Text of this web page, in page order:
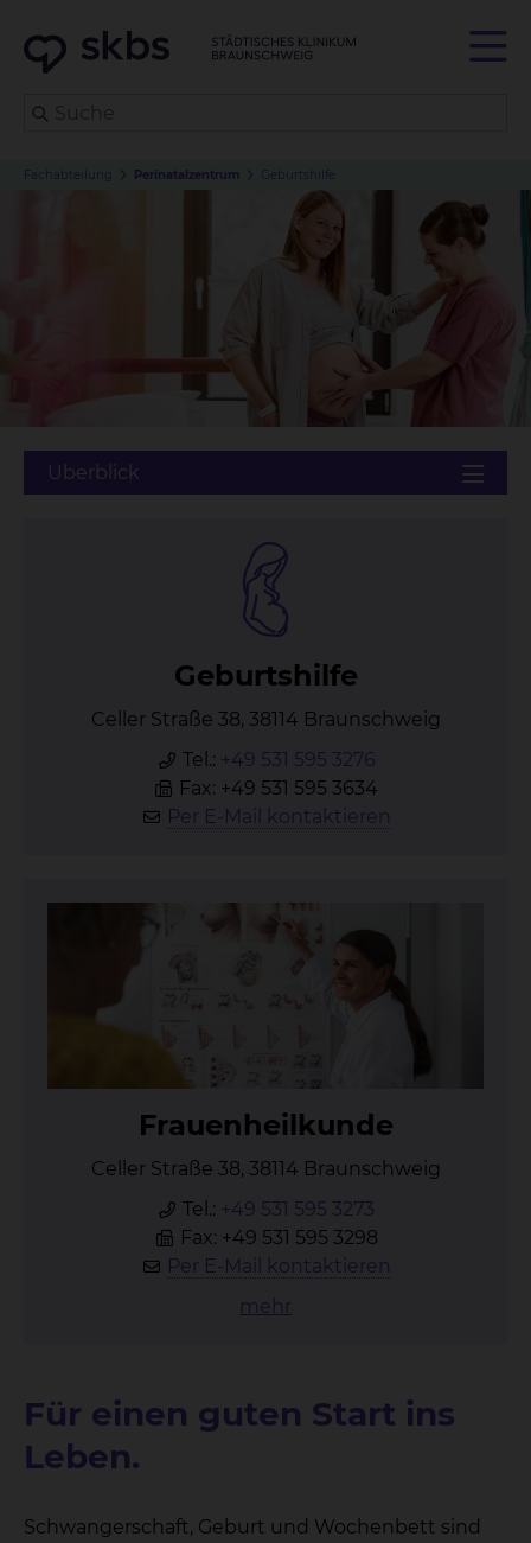
Fachabteilung Perinatalzentrum Geburtshilfe
Ge­burts­hil­fe
Celler Straße 38, 38114 Braunschweig
Tel.: +49 531 595 3276
Fax: +49 531 595 3634
Per E-Mail kontaktieren
Frau­en­heil­kun­de
Celler Straße 38, 38114 Braunschweig
Tel.: +49 531 595 3273
Fax: +49 531 595 3298
Per E-Mail kontaktieren
mehr
Für einen guten Start ins
Leben.
Schwangerschaft, Geburt und Wochenbett sind